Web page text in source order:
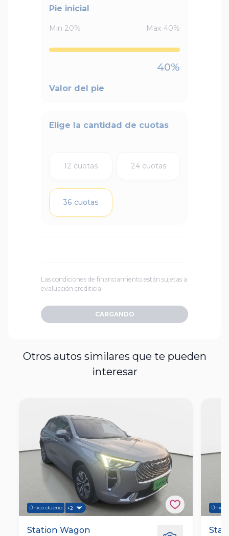
Pie inicial
Min 20% Max 40%
40%
Valor del pie
Elige la cantidad de cuotas
12 cuotas 24 cuotas
36 cuotas
Las condiciones de financiamiento están sujetas a
evaluación crediticia.
CARGANDO
Otros autos similares que te pueden
interesar
Único dueño +2
Haval Jolion 1.5t Active 4x2 Mt 5p Station
Station Wagon
Único